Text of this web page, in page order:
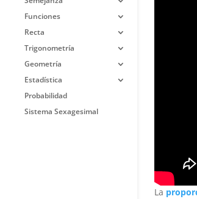
Funciones
Recta
Trigonometría
Geometría
Estadística
Probabilidad
Sistema Sexagesimal
La